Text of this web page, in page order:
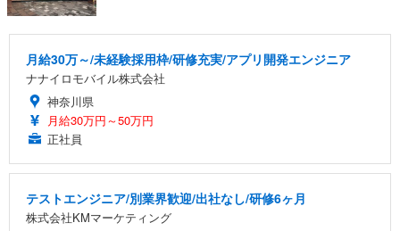
月給30万～/未経験採用枠/研修充実/アプリ開発エンジニア
ナナイロモバイル株式会社
神奈川県
月給30万円～50万円
正社員
テストエンジニア/別業界歓迎/出社なし/研修6ヶ月
株式会社KMマーケティング